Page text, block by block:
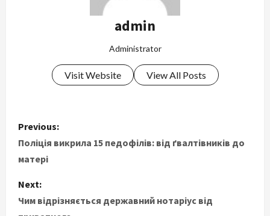
admin
Administrator
Visit Website View All Posts
P
o
t
Previous:
Поліція викрила 15 педофілів: від ґвалтівників до
матері
Next:
Чим відрізняється державний нотаріус від